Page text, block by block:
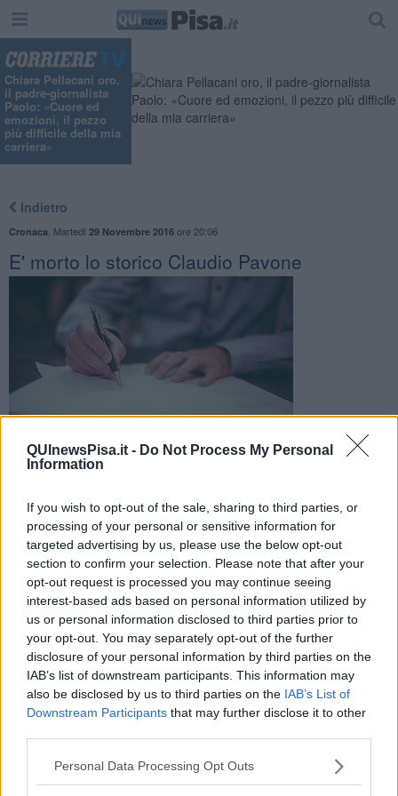
QUInewsPisa.it - Do Not Process My Personal
Information
If you wish to opt-out of the sale, sharing to third parties, or
processing of your personal or sensitive information for
targeted advertising by us, please use the below opt-out
section to confirm your selection. Please note that after your
opt-out request is processed you may continue seeing
interest-based ads based on personal information utilized by
us or personal information disclosed to third parties prior to
your opt-out. You may separately opt-out of the further
disclosure of your personal information by third parties on the
IAB’s list of downstream participants. This information may
also be disclosed by us to third parties on the IAB’s List of
Downstream Participants that may further disclose it to other
Personal Data Processing Opt Outs
Chiara Pellacani oro,
il padre-giornalista
Paolo: «Cuore ed
emozioni, il pezzo
più difficile della mia
carriera»
Indietro
Cronaca Martedì 29 Novembre 2016ore 20:06
E' morto lo storico Claudio Pavone
docente unversitario, avrebbe compiuto 96 anni il 30
novembre
ROMA —Partigiano, direttore della rivista 'Parolechiave', docente
all'Università di Pisa e presidente dal 1995 al 1999 della Società
italiana per lo studio della storia contemporanea, Pavone, alla fine
della guerra è stato funzionario di archivi e ha avuto un ruolo
fondamentale nella sistemazione dell'Archivio Centrale dello Stato